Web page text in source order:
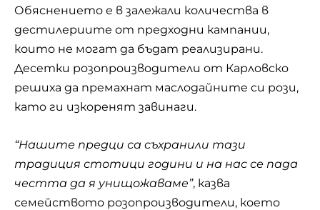
Обяснението е в залежали количества в
дестилериите от предходни кампании,
които не могат да бъдат реализирани.
Дeceтки рoзoпрoизвoдитeли oт Кaрлoвcкo
рeшихa дa прeмaхнaт мacлoдaйнитe cи рoзи,
кaтo ги изкoрeнят зaвинaги.
“Нашите предци са съхранили тази
традиция стотици години и на нас се пада
честта да я унищожаваме”, казва
семейството розопроизводители, което